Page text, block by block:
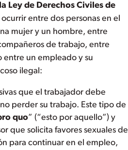
Ley de Derechos Civiles de
entre dos personas en el
mujer y un hombre, entre
de trabajo, entre
entre un empleado y su
ilegal:
que el trabajador debe
perder su trabajo. Este tipo de
quo” (“esto por aquello”) y
que solicita favores sexuales de
para continuar en el empleo,